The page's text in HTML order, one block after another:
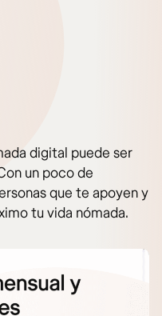
digital puede ser
un poco de
que te apoyen y
tu vida nómada.